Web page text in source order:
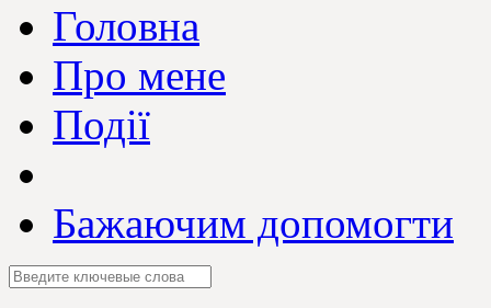
Головна
Про мене
Події
Бажаючим допомогти